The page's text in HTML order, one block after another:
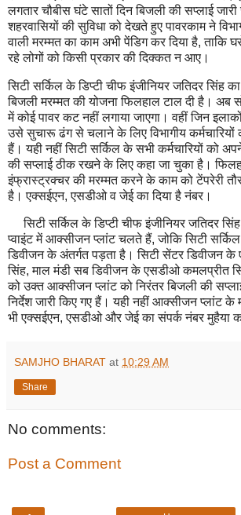
लगतार चौबीस घंटे सातों दिन बिजली की सप्लाई जारी
शहरवासियों की सुविधा को देखते हुए पावरकाम ने
वाली मरम्मत का काम अभी पेंडिग कर दिया है, ताकि
रहे लोगों को किसी प्रकार की दिक्कत न आए।
सिटी सर्किल के डिप्टी चीफ इंजीनियर जतिदर सिंह
बिजली मरम्मत की योजना फिलहाल टाल दी है। अब
में कोई पावर कट नहीं लगाया जाएगा। वहीं जिन
उसे सुचारू ढंग से चलाने के लिए विभागीय कर्मचारियों
हैं। यही नहीं सिटी सर्किल के सभी कर्मचारियों को
की सप्लाई ठीक रखने के लिए कहा जा चुका है।
इंफ्रास्ट्रक्चर की मरम्मत करने के काम को टेंपरेरी
है। एक्सईएन, एसडीओ व जेई का दिया है नंबर।
सिटी सर्किल के डिप्टी चीफ इंजीनियर जतिदर
प्वाइंट में आक्सीजन प्लांट चलते हैं, जोकि सिटी
डिवीजन के अंतर्गत पड़ता है। सिटी सेंटर डिवीजन के
सिंह, माल मंडी सब डिवीजन के एसडीओ कमलप्रीत
को उक्त आक्सीजन प्लांट को निरंतर बिजली की
निर्देश जारी किए गए हैं। यही नहीं आक्सीजन प्लांट
भी एक्सईएन, एसडीओ और जेई का संपर्क नंबर मुहैया
SAMJHO BHARAT at 10:29 AM
Share
No comments:
Post a Comment